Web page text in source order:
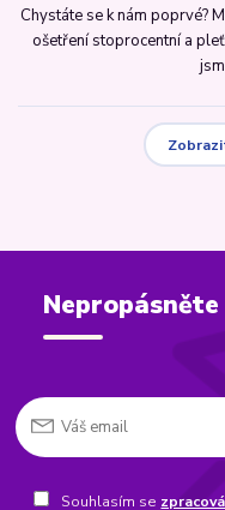
Chystáte se k nám poprvé?
ošetření stoprocentní a
Souhlasím se